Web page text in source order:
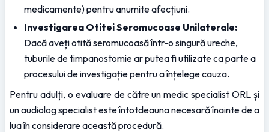
medicamente) pentru anumite afecțiuni.
Investigarea Otitei Seromucoase Unilaterale:
Dacă aveți otită seromucoasă într-o singură ureche,
tuburile de timpanostomie ar putea fi utilizate ca parte a
procesului de investigație pentru a înțelege cauza.
Pentru adulți, o evaluare de către un medic specialist ORL și
un audiolog specialist este întotdeauna necesară înainte de a
lua în considerare această procedură.